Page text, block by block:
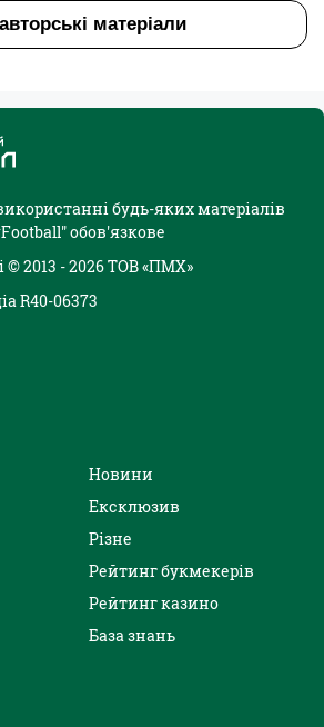
матеріали
будь-яких матеріалів
обов'язкове
© 2013 - 2026 ТОВ «ПМХ»
R40-06373
Новини
Ексклюзив
Різне
Рейтинг букмекерів
Рейтинг казино
База знань